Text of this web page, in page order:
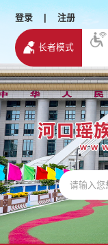
登录 | 注册
长者模式